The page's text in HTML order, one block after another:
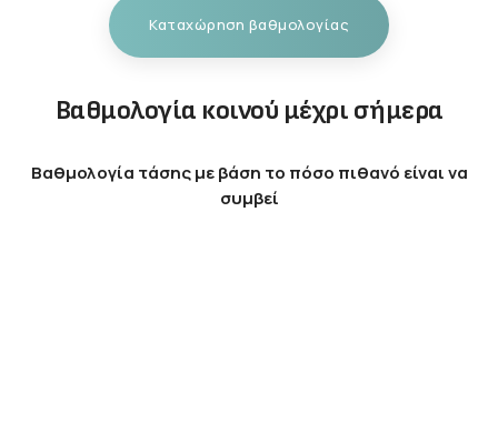
Καταχώρηση βαθμολογίας
Βαθμολογία κοινού μέχρι σήμερα
Βαθμολογία τάσης με βάση το πόσο πιθανό είναι να
συμβεί